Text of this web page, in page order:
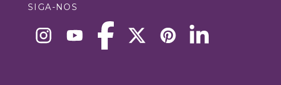
SIGA-NOS